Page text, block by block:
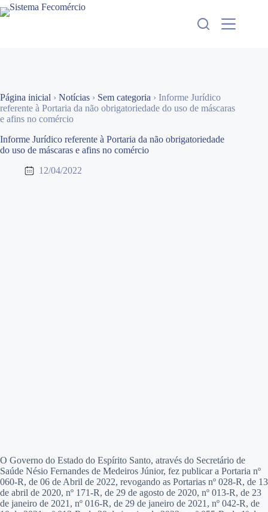
Pular
para
Página inicial › Notícias › Sem categoria › Informe Jurídico
referente à Portaria da não obrigatoriedade do uso de máscaras
e afins no comércio
Informe Jurídico referente à Portaria da não obrigatoriedade
do uso de máscaras e afins no comércio
12/04/2022
O Governo do Estado do Espírito Santo, através do Secretário de
Saúde Nésio Fernandes de Medeiros Júnior, fez publicar a Portaria nº
060-R, de 06 de Abril de 2022, revogando as Portarias nº 028-R, de 13
de abril de 2020, nº 171-R, de 29 de agosto de 2020, nº 013-R, de 23
de janeiro de 2021, nº 016-R, de 29 de janeiro de 2021, nº 042-R, de